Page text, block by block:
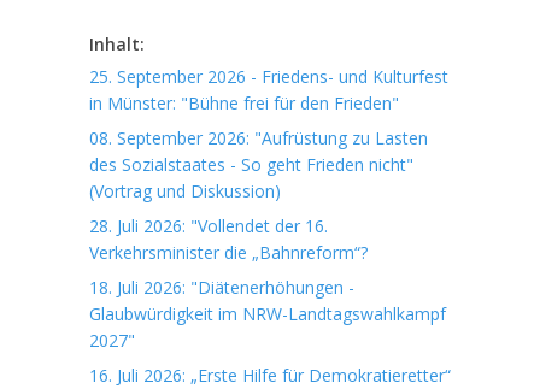
Inhalt:
25. September 2026 - Friedens- und Kulturfest
in Münster: "Bühne frei für den Frieden"
08. September 2026: "Aufrüstung zu Lasten
des Sozialstaates - So geht Frieden nicht"
(Vortrag und Diskussion)
28. Juli 2026: "Vollendet der 16.
Verkehrsminister die „Bahnreform“?
18. Juli 2026: "Diätenerhöhungen -
Glaubwürdigkeit im NRW-Landtagswahlkampf
2027"
16. Juli 2026: „Erste Hilfe für Demokratieretter“